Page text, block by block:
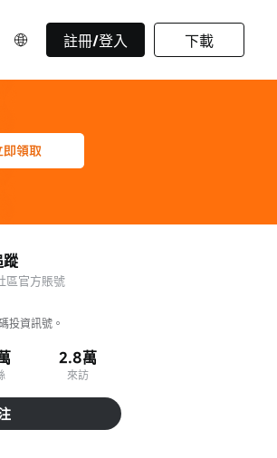
註冊/登入 下載
蹤
區官方賬號
投資訊號。
2.8萬
來訪